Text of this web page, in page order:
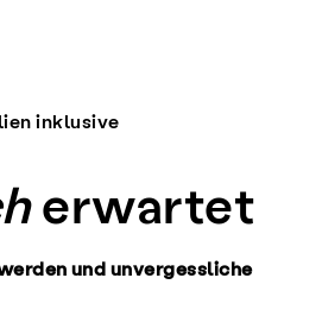
inklusive
erwartet
und unvergessliche